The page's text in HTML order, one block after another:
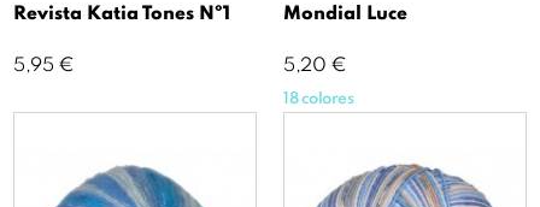
Revista Katia Tones Nº1
Precio
5,95 €
Mondial Luce
Precio
5,20 €
18 colores